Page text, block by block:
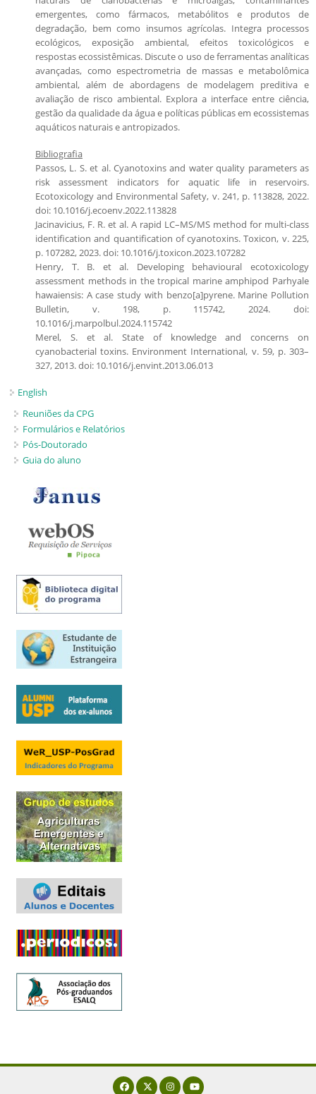
emergentes, como fármacos, metabólitos e produtos de
degradação, bem como insumos agrícolas. Integra processos
ecológicos, exposição ambiental, efeitos toxicológicos e
respostas ecossistêmicas. Discute o uso de ferramentas analíticas
avançadas, como espectrometria de massas e metabolômica
ambiental, além de abordagens de modelagem preditiva e
avaliação de risco ambiental. Explora a interface entre ciência,
gestão da qualidade da água e políticas públicas em ecossistemas
aquáticos naturais e antropizados.
Bibliografia
Passos, L. S. et al. Cyanotoxins and water quality parameters as
risk assessment indicators for aquatic life in reservoirs.
Ecotoxicology and Environmental Safety, v. 241, p. 113828, 2022.
doi: 10.1016/j.ecoenv.2022.113828
Jacinavicius, F. R. et al. A rapid LC–MS/MS method for multi-class
identification and quantification of cyanotoxins. Toxicon, v. 225,
p. 107282, 2023. doi: 10.1016/j.toxicon.2023.107282
Henry, T. B. et al. Developing behavioural ecotoxicology
assessment methods in the tropical marine amphipod Parhyale
hawaiensis: A case study with benzo[a]pyrene. Marine Pollution
Bulletin, v. 198, p. 115742, 2024. doi:
10.1016/j.marpolbul.2024.115742
Merel, S. et al. State of knowledge and concerns on
cyanobacterial toxins. Environment International, v. 59, p. 303–
327, 2013. doi: 10.1016/j.envint.2013.06.013
English
Reuniões da CPG
Formulários e Relatórios
Pós-Doutorado
Guia do aluno